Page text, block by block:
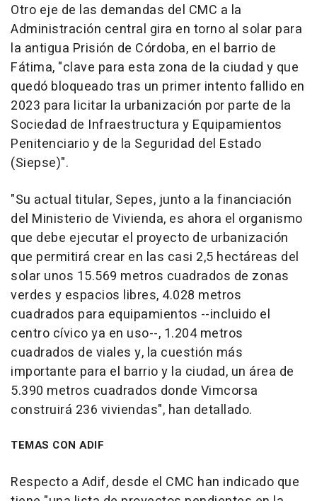
Otro eje de las demandas del CMC a la
Administración central gira en torno al solar para
la antigua Prisión de Córdoba, en el barrio de
Fátima, "clave para esta zona de la ciudad y que
quedó bloqueado tras un primer intento fallido en
2023 para licitar la urbanización por parte de la
Sociedad de Infraestructura y Equipamientos
Penitenciario y de la Seguridad del Estado
(Siepse)".
"Su actual titular, Sepes, junto a la financiación
del Ministerio de Vivienda, es ahora el organismo
que debe ejecutar el proyecto de urbanización
que permitirá crear en las casi 2,5 hectáreas del
solar unos 15.569 metros cuadrados de zonas
verdes y espacios libres, 4.028 metros
cuadrados para equipamientos --incluido el
centro cívico ya en uso--, 1.204 metros
cuadrados de viales y, la cuestión más
importante para el barrio y la ciudad, un área de
5.390 metros cuadrados donde Vimcorsa
construirá 236 viviendas", han detallado.
TEMAS CON ADIF
Respecto a Adif, desde el CMC han indicado que